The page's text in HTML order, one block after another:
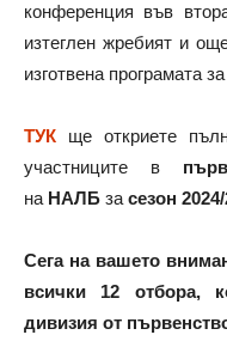
конференция във
изтеглен жребият и
изготвена програмата
ТУК ще откриете
участниците в
на НАЛБ засезон
Сега на вашето
всички 12 отбора,
дивизия от